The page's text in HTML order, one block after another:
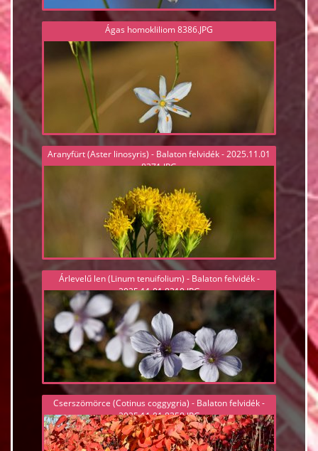
Ágas homokliliom 8386.JPG
Aranyfürt (Aster linosyris) - Balaton felvidék - 2025.11.01
8371.JPG
Árlevelű len (Linum tenuifolium) - Balaton felvidék -
2025.11.01 8310.JPG
Cserszömörce (Cotinus coggygria) - Balaton felvidék -
2025.11.01 8358.JPG